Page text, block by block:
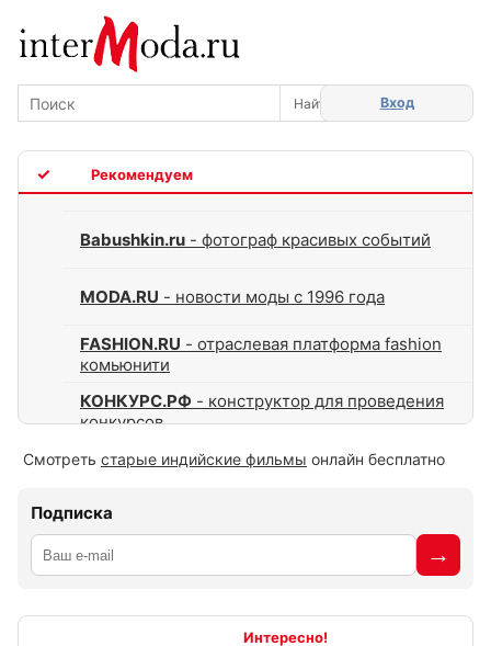
Вход
Babushkin.ru - фотограф красивых событий
MODA.RU - новости моды с 1996 года
FASHION.RU - отраслевая платформа fashion
комьюнити
КОНКУРС.РФ - конструктор для проведения
конкурсов
Смотреть старые индийские фильмы онлайн бесплатно
Подписка